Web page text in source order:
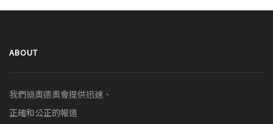
ABOUT
我們迪奧德奧會提供迅速、
正確和公正的報道